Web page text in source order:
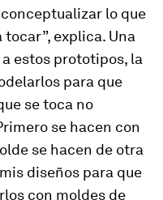
lo que
explica. Una
estos prototipos, la
para que
se toca no
se hacen con
se hacen de otra
diseños para que
con moldes de